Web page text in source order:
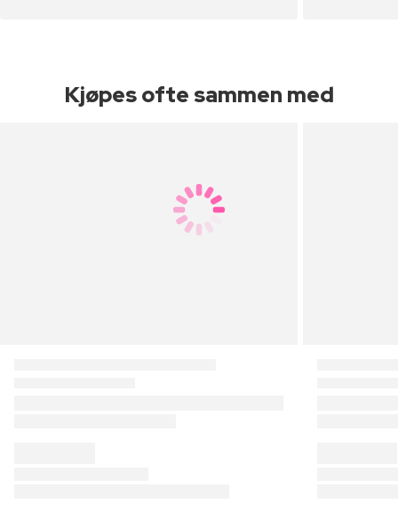
Kjøpes ofte sammen med